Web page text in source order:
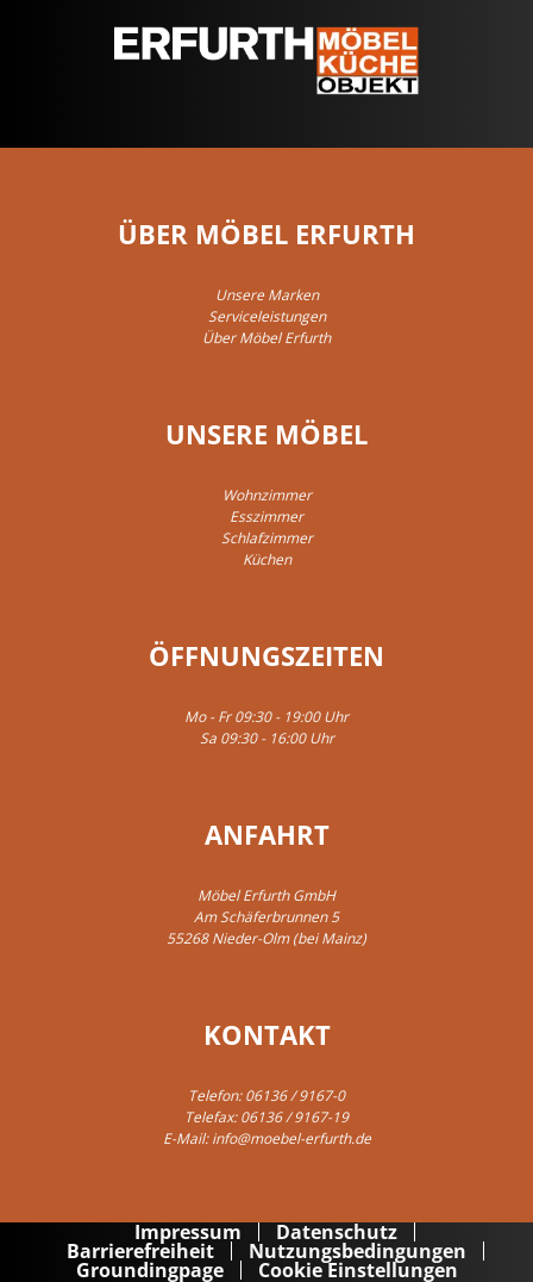
ÜBER MÖBEL ERFURTH
Unsere Marken
Serviceleistungen
Über Möbel Erfurth
UNSERE MÖBEL
Wohnzimmer
Esszimmer
Schlafzimmer
Küchen
ÖFFNUNGSZEITEN
Mo - Fr 09:30 - 19:00 Uhr
Sa 09:30 - 16:00 Uhr
ANFAHRT
Möbel Erfurth GmbH
Am Schäferbrunnen 5
55268 Nieder-Olm (bei Mainz)
KONTAKT
Telefon:06136 / 9167-0
Telefax: 06136 / 9167-19
E-Mail:info@moebel-erfurth.de
Impressum Datenschutz
Barrierefreiheit Nutzungsbedingungen
Groundingpage Cookie Einstellungen